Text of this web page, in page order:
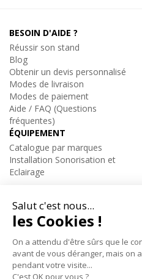
• Réponse en fréquence : 60 Hz -
• Alimentation : Alimentation à
• Dispersion H x V : 120° x 60°
• Pression acoustique SPL : 123
• Woofer :
- 10 pouces
- Bobine de 2 pouces
- 4 Ohms - 170W RMS
• Tweeter :
- 8 Ohms
- 50 W RMS
• Entrées :
- 2 entrées MIC/LINE sur XLR et
Audiophony |
Enceinte sono
269€
BESOIN D'AIDE ?
Réussir son stand
Blog
Obtenir un devis personnalisé
Modes de livraison
Modes de paiement
Aide / FAQ (Questions
fréquentes)
ÉQUIPEMENT
Catalogue par marques
Installation Sonorisation et
Eclairage
Conditions générales de vente